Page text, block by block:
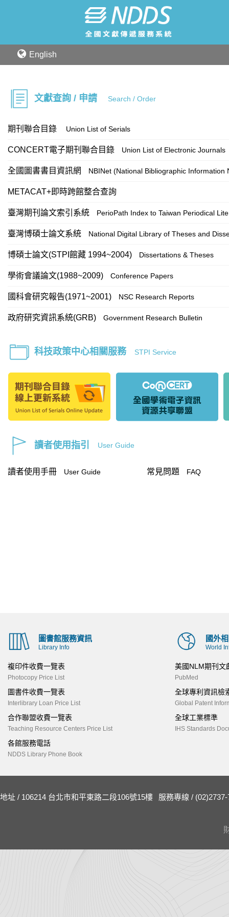
English
文獻查詢 / 申請 Search / Order
期刊聯合目錄 Union List of Serials
CONCERT電子期刊聯合目錄 Union List of Electronic Journals
全國圖書書目資訊網 NBINet (National Bibliographic Information
METACAT+即時跨館整合查詢
臺灣期刊論文索引系統 PerioPath Index to Taiwan Periodical
臺灣博碩士論文系統 National Digital Library of Theses and
博碩士論文(STPI館藏 1994~2004) Dissertations & Theses
學術會議論文(1988~2009) Conference Papers
國科會研究報告(1971~2001) NSC Research Reports
政府研究資訊系統(GRB) Government Research Bulletin
科技政策中心相關服務 STPI Service
讀者使用指引 User Guide
讀者使用手冊 User Guide 常見問題 FAQ
圖書館服務資訊
Library Info
複印件收費一覽表
Photocopy Price List
圖書件收費一覽表
Interlibrary Loan Price List
合作聯盟收費一覽表
Teaching Resource Centers Price List
各館服務電話
NDDS Library Phone Book
國外
World
美國NLM期刊文
PubMed
全球專利資訊檢
Global Patent
全球工業標準
IHS Standards
地址 / 106214 台北市和平東路二段106號15樓 服務專線 / (02)2737-